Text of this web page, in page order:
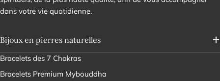
dans votre vie quotidienne.
Bijoux en pierres naturelles
Bracelets des 7 Chakras
Bracelets Premium Mybouddha